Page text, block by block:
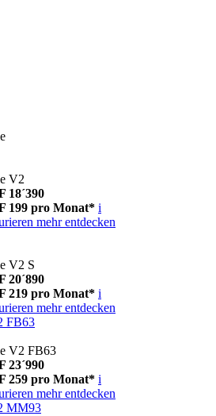
V2
18´390
199 pro Monat* i
mehr entdecken
V2 S
20´890
219 pro Monat* i
mehr entdecken
FB63
V2 FB63
23´990
259 pro Monat* i
mehr entdecken
MM93